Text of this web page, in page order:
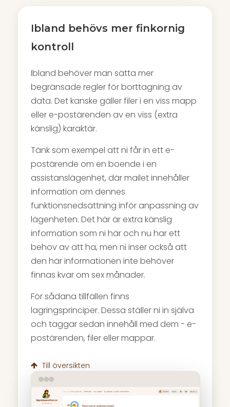
Ibland behövs mer finkornig
kontroll
Ibland behöver man sätta mer
begränsade regler för borttagning av
data. Det kanske gäller filer i en viss mapp
eller e-postärenden av en viss (extra
känslig) karaktär.
Tänk som exempel att ni får in ett e-
postärende om en boende i en
assistanslägenhet, där mailet innehåller
information om dennes
funktionsnedsättning inför anpassning av
lägenheten. Det här är extra känslig
information som ni här och nu har ett
behov av att ha, men ni inser också att
den här informationen inte behöver
finnas kvar om sex månader.
För sådana tillfällen finns
lagringsprinciper. Dessa ställer ni in själva
och taggar sedan innehåll med dem - e-
postärenden, filer eller mappar.
Till översikten